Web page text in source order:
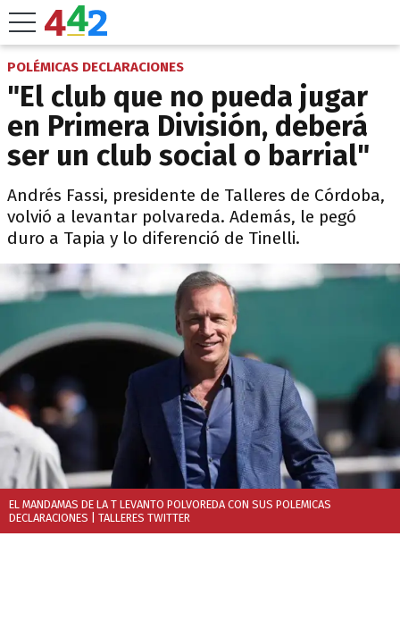
POLÉMICAS DECLARACIONES
"El club que no pueda jugar
en Primera División, deberá
ser un club social o barrial"
Andrés Fassi, presidente de Talleres de Córdoba,
volvió a levantar polvareda. Además, le pegó
duro a Tapia y lo diferenció de Tinelli.
EL MANDAMAS DE LA T LEVANTO POLVOREDA CON SUS POLEMICAS
DECLARACIONES | TALLERES TWITTER